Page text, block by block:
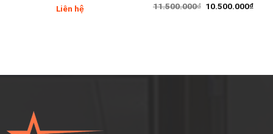
Liên hệ 11.500.000₫ 10.500.000₫